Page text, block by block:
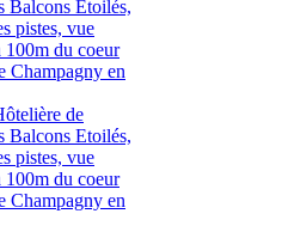
Balcons Etoilés,
pistes, vue
100m du coeur
Champagny en
de
Balcons Etoilés,
pistes, vue
100m du coeur
Champagny en